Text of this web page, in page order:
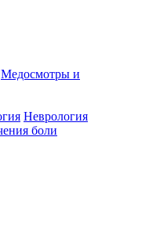
Медосмотры и
Неврология
боли